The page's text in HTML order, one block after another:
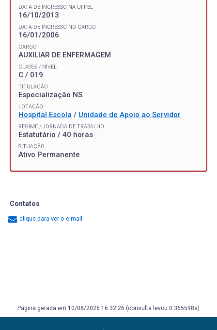
DATA DE INGRESSO NA UFPEL
16/10/2013
DATA DE INGRESSO NO CARGO
16/01/2006
CARGO
AUXILIAR DE ENFERMAGEM
CLASSE / NÍVEL
C / 019
TITULAÇÃO
Especialização NS
LOTAÇÃO
Hospital Escola / Unidade de Apoio ao Servidor
REGIME / JORNADA DE TRABALHO
Estatutário / 40 horas
SITUAÇÃO
Ativo Permanente
Contatos
clique para ver o e-mail
Página gerada em 10/08/2026 16:32:26 (consulta levou 0.365598s)